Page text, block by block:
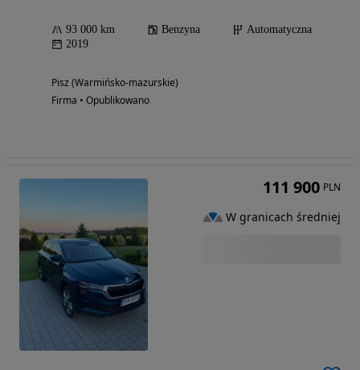
93 000 km Benzyna
Automatyczna
2019
Pisz (Warmińsko-mazurskie)
Firma • Opublikowano
111 900 PLN
W granicach średniej